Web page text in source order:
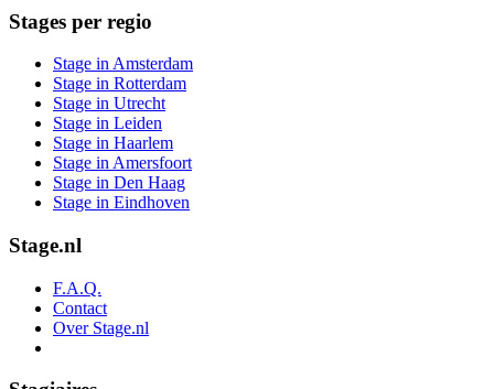
Stages per regio
Stage in Amsterdam
Stage in Rotterdam
Stage in Utrecht
Stage in Leiden
Stage in Haarlem
Stage in Amersfoort
Stage in Den Haag
Stage in Eindhoven
Stage.nl
F.A.Q.
Contact
Over Stage.nl